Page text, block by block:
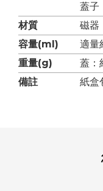
蓋子
材質
磁器
容量(ml)
適量
重量(g)
蓋：
備註
紙盒